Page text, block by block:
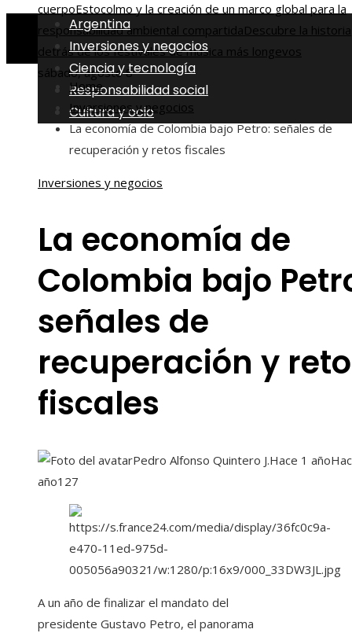
cuerpoEstocolmo y la creación de un marco global para la
responsabilidad ambiental compartidaDescubre la historia
detrás de los festivales de música más longevos
sábado, agosto 8
Argentina
Inversiones y negocios
Ciencia y tecnología
Responsabilidad social
Cultura y ocio
Home
Inversiones y negocios
La economía de Colombia bajo Petro: señales de
recuperación y retos fiscales
Inversiones y negocios
La economía de
Colombia bajo
señales de
recuperación y
fiscales
Pedro Alfonso Quintero J.Hace 1 año
año127
A un año de finalizar el mandato del
presidente Gustavo Petro, el panorama